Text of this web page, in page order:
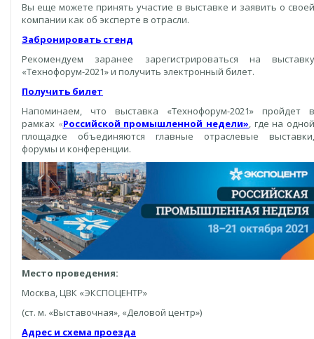
Вы еще можете принять участие в выставке и заявить о своей
компании как об эксперте в отрасли.
Забронировать стенд
Рекомендуем заранее зарегистрироваться на выставку
«Технофорум-2021» и получить электронный билет.
Получить билет
Напоминаем, что выставка «Технофорум-​2021» пройдет в
рамках «Российской промышленной недели», где на
площадке объединяются главные отраслевые выставки,
форумы и конференции.
Место проведения:
Москва, ЦВК «ЭКСПОЦЕНТР»
(ст. м. «Выставочная», «Деловой центр»)
Адрес и схема проезда